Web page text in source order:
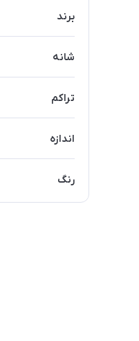
برند
شانه
تراکم
1200 واقعی
اندازه
رنگ
کرم